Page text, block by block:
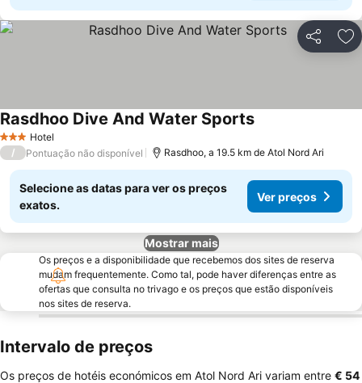
Partilhar
3 EstrelasHotel
Rasdhoo Dive And Water SportsVer preços
/ Pontuação não disponível Rasdhoo, a 19.5 km de Atol Nord Ari
Selecione as datas para ver os preços
exatos.
Ver preços
Mostrar mais
Os preços e a disponibilidade que recebemos dos sites de reserva
mudam frequentemente. Como tal, pode haver diferenças entre as
ofertas que consulta no trivago e os preços que estão disponíveis
nos sites de reserva.
Intervalo de preços
Os preços de hotéis económicos em Atol Nord Ari variam entre ‎€ 54